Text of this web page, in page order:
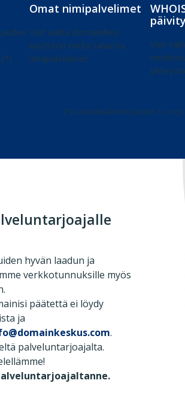
(*)
Omat nimipalvelimet
Voit valita domainillesi
käyttöön mitkä tahansa
nimipalvelimet
Voit
(*) Lisämaksullinen palvelu .fi, .eu
hyvän laadun ja
verkkotunnuksille myös
päätettä ei löydy
ja
.
palveluntarjoajalta.